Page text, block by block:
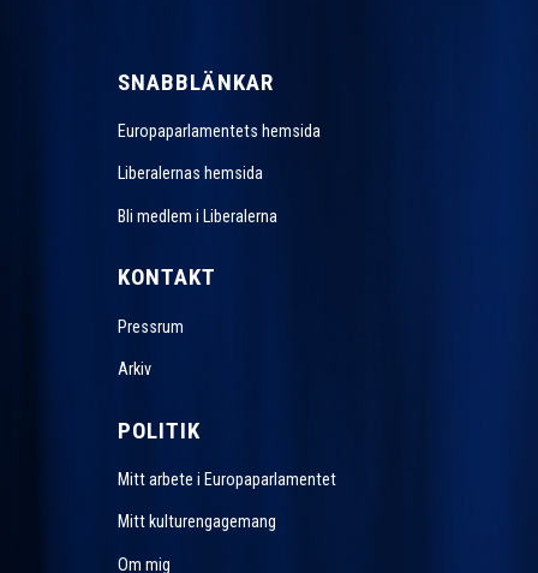
SNABBLÄNKAR
Europaparlamentets hemsida
Liberalernas hemsida
Bli medlem i Liberalerna
KONTAKT
Pressrum
Arkiv
POLITIK
Mitt arbete i Europaparlamentet
Mitt kulturengagemang
Om mig